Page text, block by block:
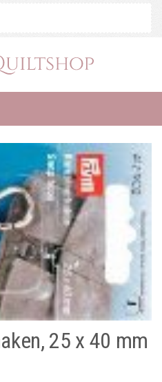
25 x 40 mm